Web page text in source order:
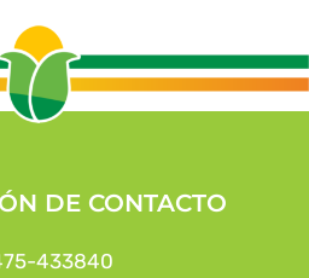
DE CONTACTO
433840